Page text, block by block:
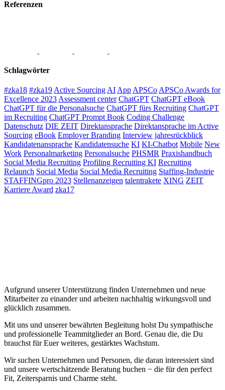
Referenzen
Schlagwörter
#zka18 #zka19 Active Sourcing AI App APSCo APSCo Awards for
Excellence 2023 Assessment center ChatGPT ChatGPT eBook
ChatGPT für die Personalsuche ChatGPT fürs Recruiting ChatGPT
im Recruiting ChatGPT Prompt Book Coding Challenge
Datenschutz DIE ZEIT Direktansprache Direktansprache im Active
Sourcing eBook Employer Branding Interview jahresrückblick
Kandidatenansprache Kandidatensuche KI KI-Chatbot Mobile New
Work Personalmarketing Personalsuche PHSMR Praxishandbuch
Social Media Recruiting Profiling Recruiting KI Recruiting
Relaunch Social Media Social Media Recruiting Staffing-Industrie
STAFFINGpro 2023 Stellenanzeigen talentrakete XING ZEIT
Karriere Award zka17
Aufgrund unserer Unterstützung finden Unternehmen und neue
Mitarbeiter zu einander und arbeiten nachhaltig wirkungsvoll und
glücklich zusammen.
Mit uns und unserer bewährten Begleitung holst Du sympathische
und professionelle Teammitglieder an Bord. Genau die, die Du
brauchst für Euer weiteres, gestärktes Wachstum.
Wir suchen Unternehmen und Personen, die daran interessiert sind
und unsere wertschätzende Beratung buchen − die für den perfect
Fit, Zeitersparnis und Charme steht.